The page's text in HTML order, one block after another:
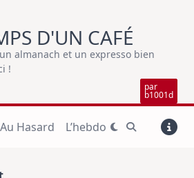
D'UN CAFÉ
almanach et un expresso bien
!
par
b1001d
Au Hasard L’hebdo